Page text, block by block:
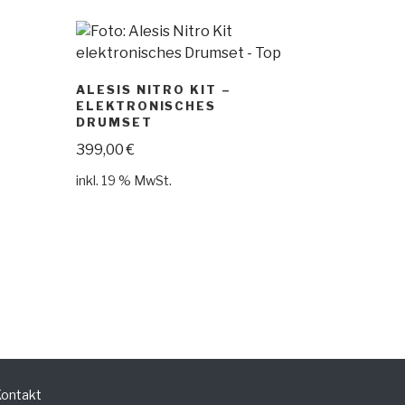
ALESIS NITRO KIT –
ELEKTRONISCHES
DRUMSET
399,00€
inkl. 19 % MwSt.